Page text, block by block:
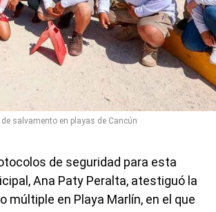
salvamento en playas de Cancún
de seguridad para esta
Ana Paty Peralta, atestiguó la
en Playa Marlín, en el que